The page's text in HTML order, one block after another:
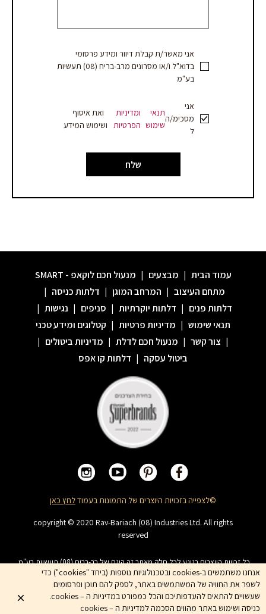
אני מאשר/ת קבלת דיוור ומידע פרסומי
בדוא"ל ו/או מסרונים מרב-בריח (08) תעשיות
בע"מ
אני
מסכימ/ה
ל
תנאי
שימוש
ומדיניות
הפרטיות
ואת איסוף
ושימוש המידע
שלח
עמוד הבית | מבצעים | מנעול חכם לוקאפ - SMART
מתחם העיצוב | המרחב המוגן | דלתות כניסה |
דלתות פנים | דלתות יוקרתיות | סניפים | נגישות |
תנאי שימוש | מדיניות פרטיות | קטלוגים ומידע טכני
| צור קשר | מנעול חכם לדלת | מדיניות ביטולים |
ביטול עסקה | דלתות קו אפס
©לצפייה בזכויות היוצרים של התמונות בעמודלחץ כאן
copyright © 2020 Rav-Bariach (08) Industries Ltd. All rights
reserved
כל זכויות היוצרים בנוגע לכל חלק מאתר זה הינם של רב-בריח (08) תעשיות בע"מ.
האתר מיועד לצפייה בלבד. העתקה, הפצה, שיכפול, פרסום, הצגה, שידור, שינוי, ביצוע
יצירות נגזרות בתוכן המופיע באתר אסור. שמות המוצרים, החברות, השירותים הינם
סימני מסחרי של החברה ואין להשתמש בהם ללא אישור החברה מראש
אנחנו משתמשים ב-cookies ובטכנולוגיות נוספות (ביחד "cookies") כדי
לשפר את החוויה של המשתמשים באתר, לספק להם תוכן ופרסומים
שעשויים להתאים להעדפותיכם והכל כמפורט במדיניות ה – cookies.
כניסה ושימוש באתר מהווים הסכמה למדיניות ה – cookies